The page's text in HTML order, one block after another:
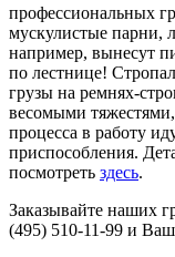
профессиональных
мускулистые парни,
например, вынесут
по лестнице!
грузы на ремнях-
весомыми
процесса в работу
приспособления.
посмотреть здесь.
Заказывайте наших
(495) 510-11-99 и Ваш